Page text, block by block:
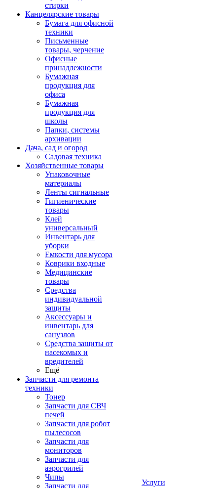
стирки
Канцелярские товары
Бумага для офисной
техники
Письменные
товары, черчение
Офисные
принадлежности
Бумажная
продукция для
офиса
Бумажная
продукция для
школы
Папки, системы
архивации
Дача, сад и огород
Садовая техника
Хозяйственные товары
Упаковочные
материалы
Ленты сигнальные
Гигиенические
товары
Клей
универсальный
Инвентарь для
уборки
Емкости для мусора
Коврики входные
Медицинские
товары
Средства
индивидуальной
защиты
Аксессуары и
инвентарь для
санузлов
Средства защиты от
насекомых и
вредителей
Ещё
Запчасти для ремонта
техники
Тонер
Запчасти для СВЧ
печей
Запчасти для робот
пылесосов
Запчасти для
мониторов
Запчасти для
аэрогрилей
Чипы
Запчасти для
Услуги